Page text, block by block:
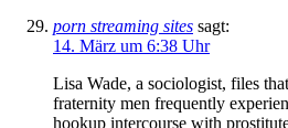
porn streaming sites sagt:
14. März um 6:38 Uhr
Lisa Wade, a sociologist, files
fraternity men frequently
hookup intercourse with